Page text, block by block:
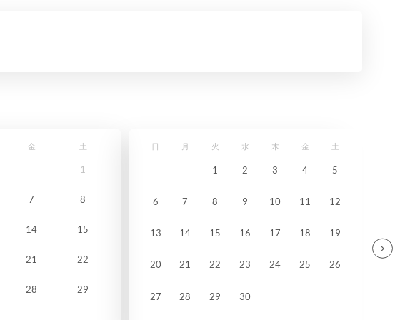
金 土
1
7 8
14 15
21 22
28 29
日 月 火 水 木 金 土
1 2 3 4 5
6 7 8 9 10 11 12
13 14 15 16 17 18 19
20 21 22 23 24 25 26
27 28 29 30